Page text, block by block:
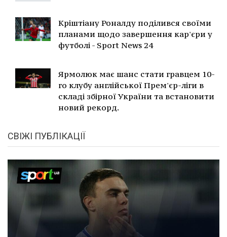
Кріштіану Роналду поділився своїми
планами щодо завершення кар'єри у
футболі - Sport News 24
Ярмолюк має шанс стати гравцем 10-
го клубу англійської Прем'єр-ліги в
складі збірної України та встановити
новий рекорд.
СВІЖІ ПУБЛІКАЦІЇ